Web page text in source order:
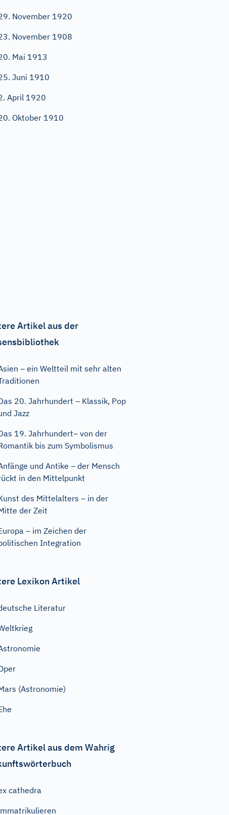
November 1920
November 1908
Mai 1913
Juni 1910
April 1920
Oktober 1910
Artikel aus der
– ein Weltteil mit sehr alten
20. Jahrhundert – Klassik, Pop
Jazz
19. Jahrhundert– von der
bis zum Symbolismus
und Antike – der Mensch
in den Mittelpunkt
des Mittelalters – in der
der Zeit
– im Zeichen der
Integration
Lexikon Artikel
Literatur
(Astronomie)
Artikel aus dem Wahrig
cathedra